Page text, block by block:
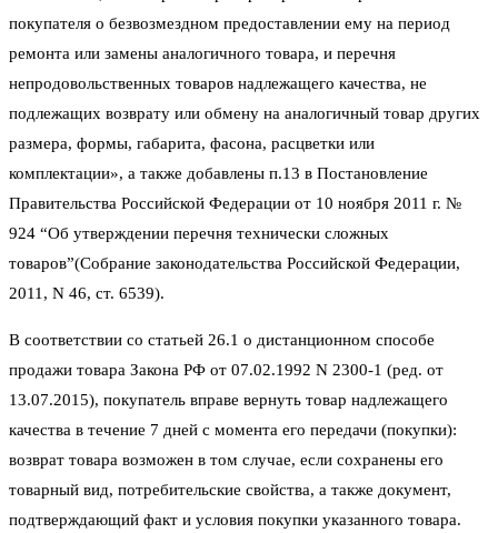
покупателя о безвозмездном предоставлении ему на период
ремонта или замены аналогичного товара, и перечня
непродовольственных товаров надлежащего качества, не
подлежащих возврату или обмену на аналогичный товар других
размера, формы, габарита, фасона, расцветки или
комплектации», а также добавлены п.13 в Постановление
Правительства Российской Федерации от 10 ноября 2011 г. №
924 “Об утверждении перечня технически сложных
товаров”(Собрание законодательства Российской Федерации,
2011, N 46, ст. 6539).
В соответствии со статьей 26.1 о дистанционном способе
продажи товара Закона РФ от 07.02.1992 N 2300-1 (ред. от
13.07.2015), покупатель вправе вернуть товар надлежащего
качества в течение 7 дней с момента его передачи (покупки):
возврат товара возможен в том случае, если сохранены его
товарный вид, потребительские свойства, а также документ,
подтверждающий факт и условия покупки указанного товара.